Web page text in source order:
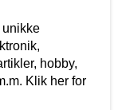
unikke
hobby,
Klik her for